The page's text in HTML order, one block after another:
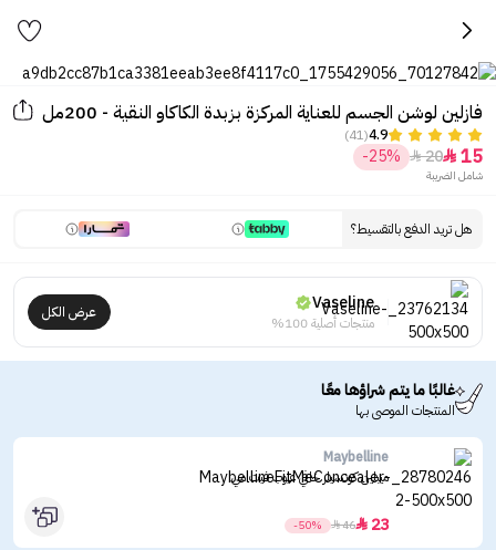
فازلين لوشن الجسم للعناية المركزة بزبدة الكاكاو النقية - 200مل
4.9
(41)
15

20

-25%
شامل الضريبة
هل تريد الدفع بالتقسيط؟
Vaseline
منتجات أصلية 100%
عرض الكل
غالبًا ما يتم شراؤها معًا
المنتجات الموصى بها
Maybelline
ميبلين كونسيلر خافي عيوب فيت مي
23

46

-50%